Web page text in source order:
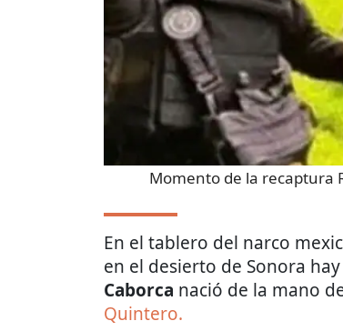
Momento de la recaptura
En el tablero del narco
en el desierto de Sonora
Caborca nació de la mano
Quintero.